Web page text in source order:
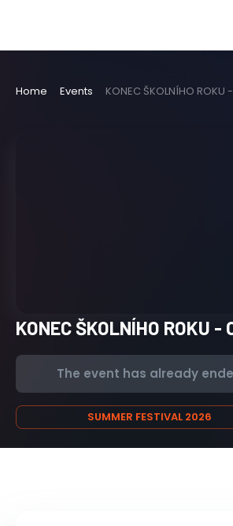
Home Events KONEC ŠKOLNÍHO ROKU
KONEC ŠKOLNÍHO ROKU -
The event has already
SUMMER FESTIVAL 2026